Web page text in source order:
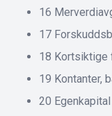
16
17
18 Kortsiktige
19 Kontanter,
20